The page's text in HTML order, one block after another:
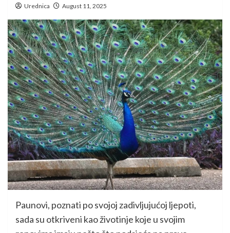
Urednica August 11, 2025
Paunovi, poznati po svojoj zadivljujućoj ljepoti,
sada su otkriveni kao životinje koje u svojim